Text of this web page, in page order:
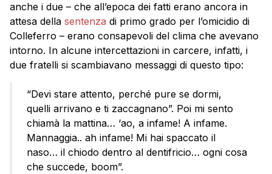
anche i due – che all’epoca dei fatti erano ancora in
attesa della sentenza di primo grado per l’omicidio di
Colleferro – erano consapevoli del clima che avevano
intorno. In alcune intercettazioni in carcere, infatti, i
due fratelli si scambiavano messaggi di questo tipo:
“Devi stare attento, perché pure se dormi,
quelli arrivano e ti zaccagnano”. Poi mi sento
chiamà la mattina… ‘ao, a infame! A infame.
Mannaggia.. ah infame! Mi hai spaccato il
naso… il chiodo dentro al dentifricio… ogni cosa
che succede, boom”.